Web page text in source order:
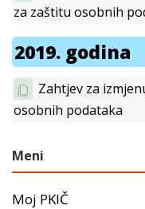
za zaštitu osobnih
2019. godina
Zahtjev za
osobnih podataka
Meni
Moj PKIČ